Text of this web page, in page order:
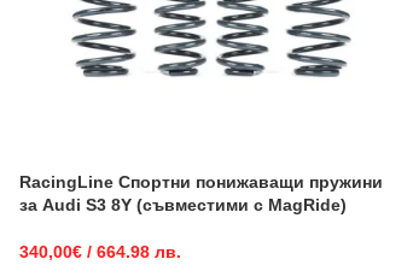
RacingLine Спортни понижаващи пружини
за Audi S3 8Y (съвместими с MagRide)
340,00€ / 664.98 лв.